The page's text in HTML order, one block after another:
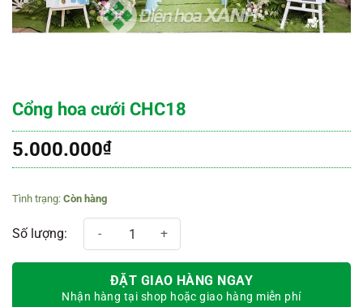
Cổng hoa cưới CHC18
5.000.000₫
Còn hàng
Cổng hoa cưới CHC18 số lượng
ĐẶT GIAO HÀNG NGAY
Nhận hàng tại shop hoặc giao hàng miễn phí